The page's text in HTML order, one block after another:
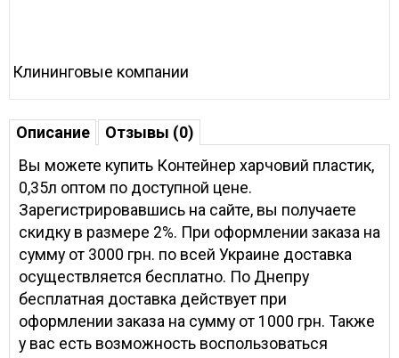
Клининговые компании
Описание
Отзывы (0)
Вы можете купить Контейнер харчовий пластик,
0,35л оптом по доступной цене.
Зарегистрировавшись на сайте, вы получаете
скидку в размере 2%. При оформлении заказа на
сумму от 3000 грн. по всей Украине доставка
осуществляется бесплатно. По Днепру
бесплатная доставка действует при
оформлении заказа на сумму от 1000 грн. Также
у вас есть возможность воспользоваться